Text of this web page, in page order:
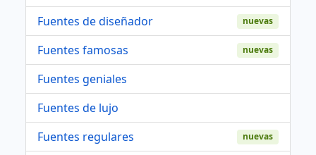
Fuentes de diseñador nuevas
Fuentes famosas nuevas
Fuentes geniales
Fuentes de lujo
Fuentes regulares
nuevas